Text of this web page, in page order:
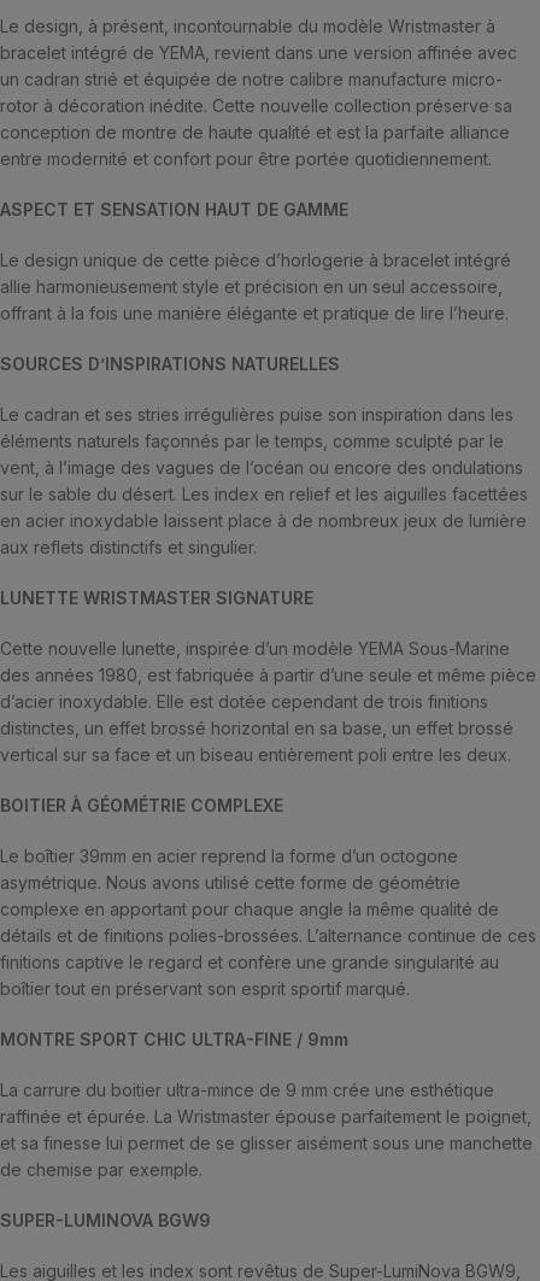
Le design, à présent, incontournable du modèle Wristmaster à
bracelet intégré de YEMA, revient dans une version affinée avec
un cadran strié et équipée de notre calibre manufacture micro-
rotor à décoration inédite. Cette nouvelle collection préserve sa
conception de montre de haute qualité et est la parfaite alliance
entre modernité et confort pour être portée quotidiennement.
ASPECT ET SENSATION HAUT DE GAMME
Le design unique de cette pièce d’horlogerie à bracelet intégré
allie harmonieusement style et précision en un seul accessoire,
offrant à la fois une manière élégante et pratique de lire l’heure.
SOURCES D’INSPIRATIONS NATURELLES
Le cadran et ses stries irrégulières puise son inspiration dans les
éléments naturels façonnés par le temps, comme sculpté par le
vent, à l’image des vagues de l’océan ou encore des ondulations
sur le sable du désert. Les index en relief et les aiguilles facettées
en acier inoxydable laissent place à de nombreux jeux de lumière
aux reflets distinctifs et singulier.
LUNETTE WRISTMASTER SIGNATURE
Cette nouvelle lunette, inspirée d’un modèle YEMA Sous-Marine
des années 1980, est fabriquée à partir d’une seule et même pièce
d’acier inoxydable. Elle est dotée cependant de trois finitions
distinctes, un effet brossé horizontal en sa base, un effet brossé
vertical sur sa face et un biseau entièrement poli entre les deux.
BOITIER À GÉOMÉTRIE COMPLEXE
Le boîtier 39mm en acier reprend la forme d’un octogone
asymétrique. Nous avons utilisé cette forme de géométrie
complexe en apportant pour chaque angle la même qualité de
détails et de finitions polies-brossées. L’alternance continue de ces
finitions captive le regard et confère une grande singularité au
boîtier tout en préservant son esprit sportif marqué.
MONTRE SPORT CHIC ULTRA-FINE / 9mm
La carrure du boitier ultra-mince de 9 mm crée une esthétique
raffinée et épurée. La Wristmaster épouse parfaitement le poignet,
et sa finesse lui permet de se glisser aisément sous une manchette
de chemise par exemple.
SUPER-LUMINOVA BGW9
Les aiguilles et les index sont revêtus de Super-LumiNova BGW9,